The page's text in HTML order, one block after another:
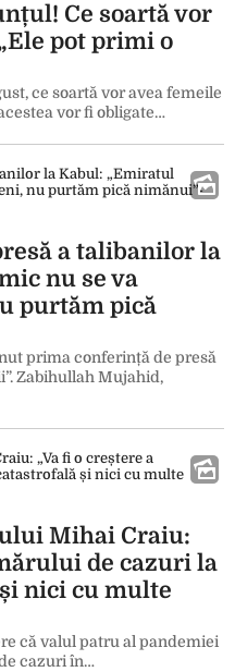
Ce soartă vor
pot primi o
ce soartă vor avea femeile
vor fi obligate…
a talibanilor la
nu se va
purtăm pică
prima conferință de presă
Zabihullah Mujahid,
Mihai Craiu:
de cazuri la
nici cu multe
că valul patru al pandemiei
cazuri în…